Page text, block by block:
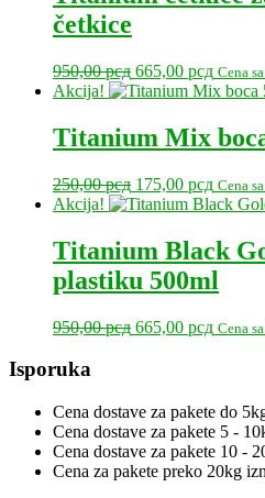
650,00 рсд.
četkice
950,00рсд Originalna
cena
950,00 рсд.
665,00 рсд
cena
Cena
Akcija!
Titanium Mix
250,00рсд Originalna
cena
250,00 рсд.
175,00 рсд
cena
175,00
Cena
Akcija!
Titanium Black
plastiku 500ml
950,00рсд Originalna
950,00 рсд.
665,00 рсд Cena
Primary
Sidebar
Isporuka
Cena dostave za pakete do
Cena dostave za pakete 5 -
Cena dostave za pakete 10 -
Cena za pakete preko 20kg